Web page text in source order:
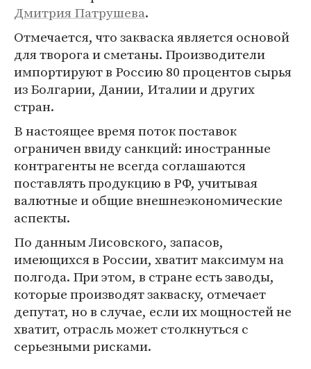
Дмитрия Патрушева.
Отмечается, что закваска является основой
для творога и сметаны. Производители
импортируют в Россию 80 процентов сырья
из Болгарии, Дании, Италии и других
стран.
В настоящее время поток поставок
ограничен ввиду санкций: иностранные
контрагенты не всегда соглашаются
поставлять продукцию в РФ, учитывая
валютные и общие внешнеэкономические
аспекты.
По данным Лисовского, запасов,
имеющихся в России, хватит максимум на
полгода. При этом, в стране есть заводы,
которые производят закваску, отмечает
депутат, но в случае, если их мощностей не
хватит, отрасль может столкнуться с
серьезными рисками.